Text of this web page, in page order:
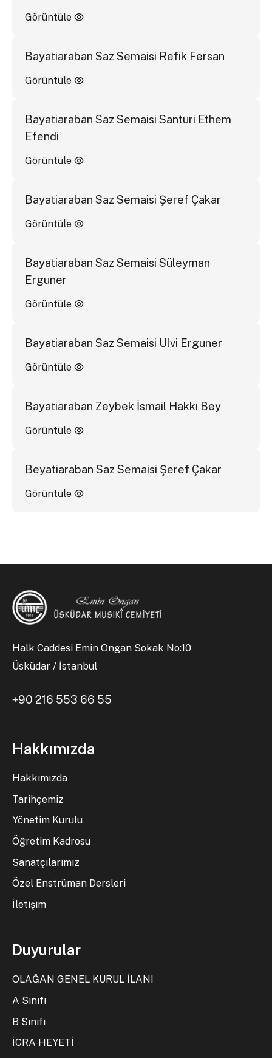
Görüntüle
Bayatiaraban Saz Semaisi Refik Fersan
Görüntüle
Bayatiaraban Saz Semaisi Santuri Ethem
Efendi
Görüntüle
Bayatiaraban Saz Semaisi Şeref Çakar
Görüntüle
Bayatiaraban Saz Semaisi Süleyman
Erguner
Görüntüle
Bayatiaraban Saz Semaisi Ulvi Erguner
Görüntüle
Bayatiaraban Zeybek İsmail Hakkı Bey
Görüntüle
Beyatiaraban Saz Semaisi Şeref Çakar
Görüntüle
Halk Caddesi Emin Ongan Sokak No:10
Üsküdar / İstanbul
+90 216 553 66 55
Hakkımızda
Hakkımızda
Tarihçemiz
Yönetim Kurulu
Öğretim Kadrosu
Sanatçılarımız
Özel Enstrüman Dersleri
İletişim
Duyurular
OLAĞAN GENEL KURUL İLANI
A Sınıfı
B Sınıfı
İCRA HEYETİ